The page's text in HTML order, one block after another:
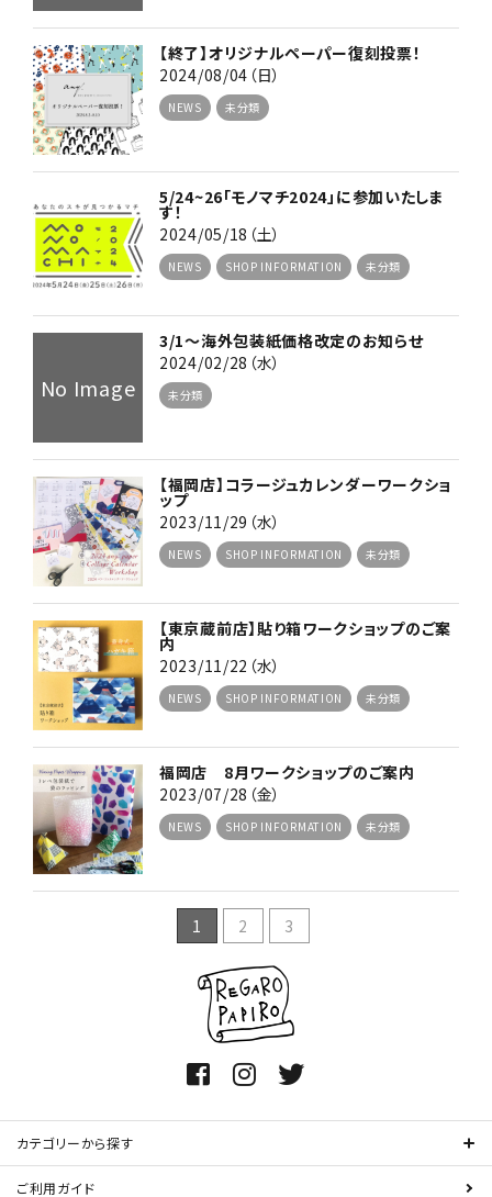
【終了】オリジナルペーパー復刻投票！
2024/08/04（日）
NEWS 未分類
5/24~26「モノマチ2024」に参加いたしま
す！
2024/05/18（土）
NEWS SHOP INFORMATION 未分類
No Image
3/1〜海外包装紙価格改定のお知らせ
2024/02/28（水）
未分類
【福岡店】コラージュカレンダーワークショ
ップ
2023/11/29（水）
NEWS SHOP INFORMATION 未分類
【東京蔵前店】貼り箱ワークショップのご案
内
2023/11/22（水）
NEWS SHOP INFORMATION 未分類
福岡店 8月ワークショップのご案内
2023/07/28（金）
NEWS SHOP INFORMATION 未分類
1 2 3
カテゴリーから探す
ご利用ガイド